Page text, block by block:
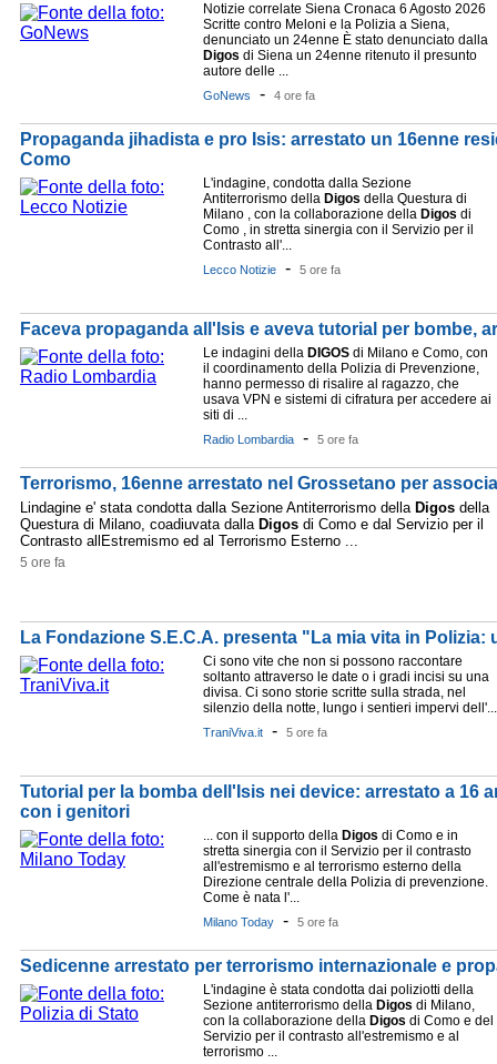
Notizie correlate Siena Cronaca 6 Agosto 2026
Scritte contro Meloni e la Polizia a Siena,
denunciato un 24enne È stato denunciato dalla
Digos di Siena un 24enne ritenuto il presunto
autore delle ...
GoNews - 4 ore fa
Propaganda jihadista e pro Isis: arrestato un 16enne
Como
L'indagine, condotta dalla Sezione
Antiterrorismo della Digos della Questura di
Milano , con la collaborazione della Digos di
Como , in stretta sinergia con il Servizio per il
Contrasto all'...
Lecco Notizie - 5 ore fa
Faceva propaganda all'Isis e aveva tutorial per bombe,
Le indagini della DIGOS di Milano e Como, con
il coordinamento della Polizia di Prevenzione,
hanno permesso di risalire al ragazzo, che
usava VPN e sistemi di cifratura per accedere ai
siti di ...
Radio Lombardia - 5 ore fa
Terrorismo, 16enne arrestato nel Grossetano per
Lindagine e' stata condotta dalla Sezione Antiterrorismo della Digos della
Questura di Milano, coadiuvata dalla Digos di Como e dal Servizio per il
Contrasto allEstremismo ed al Terrorismo Esterno ...
5 ore fa
La Fondazione S.E.C.A. presenta "La mia vita in
Ci sono vite che non si possono raccontare
soltanto attraverso le date o i gradi incisi su una
divisa. Ci sono storie scritte sulla strada, nel
silenzio della notte, lungo i sentieri impervi dell'...
TraniViva.it - 5 ore fa
Tutorial per la bomba dell'Isis nei device: arrestato a 16
con i genitori
... con il supporto della Digos di Como e in
stretta sinergia con il Servizio per il contrasto
all'estremismo e al terrorismo esterno della
Direzione centrale della Polizia di prevenzione.
Come è nata l'...
Milano Today - 5 ore fa
Sedicenne arrestato per terrorismo internazionale e
L'indagine è stata condotta dai poliziotti della
Sezione antiterrorismo della Digos di Milano,
con la collaborazione della Digos di Como e del
Servizio per il contrasto all'estremismo e al
terrorismo ...